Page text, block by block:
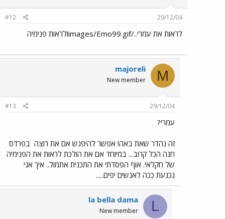
29/12/04
#12
לראות את עמרי../images/Emo99.gifולראות פנימיה
M
majoreli
New member
29/12/04
#13
עמרי?
זה נהדר שאת באה! אפשר להיפגש אם את רוצה בפרדס
חנה הכל קרוב... במיוחד אם את הולכת לראות את הפנימיה
של חקלאי. אוף הפסדתי את התכנית אתמול.. איך אני
נכנעת ככה לאנשים יפים.....
L
la bella dama
New member